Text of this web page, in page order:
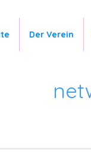
Der Verein